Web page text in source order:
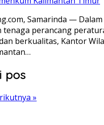
Samarinda — Dalam
tenaga perancang
berkualitas, Kantor
pos
»